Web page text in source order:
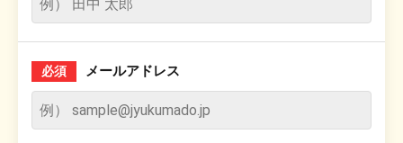
必須 メールアドレス